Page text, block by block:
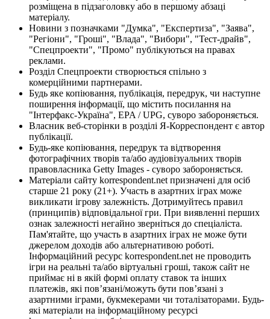
розміщена в підзаголовку або в першому абзаці
матеріалу.
Новини з позначками "Думка", "Експертиза", "Заява",
"Регіони", "Гроші", "Влада", "Вибори", "Тест-драйв",
"Спецпроекти", "Промо" публікуються на правах
реклами.
Розділ Спецпроекти створюється спільно з
комерційними партнерами.
Будь яке копіювання, публікація, передрук, чи наступне
поширення інформації, що містить посилання на
"Інтерфакс-Україна", EPA / UPG, суворо забороняється.
Власник веб-сторінки в розділі Я-Корреспондент є автор
публікації.
Будь-яке копіювання, передрук та відтворення
фотографічних творів та/або аудіовізуальних творів
правовласника Getty Images - суворо забороняється.
Матеріали сайту korrespondent.net призначені для осіб
старше 21 року (21+). Участь в азартних іграх може
викликати ігрову залежність. Дотримуйтесь правил
(принципів) відповідальної гри. При виявленні перших
ознак залежності негайно зверніться до спеціаліста.
Пам'ятайте, що участь в азартних іграх не може бути
джерелом доходів або альтернативою роботі.
Інформаційний ресурс korrespondent.net не проводить
ігри на реальні та/або віртуальні гроші, також сайт не
приймає ні в якій формі оплату ставок та інших
платежів, які пов’язані/можуть бути пов’язані з
азартними іграми, букмекерами чи тоталізаторами. Будь-
які матеріали на інформаційному ресурсі